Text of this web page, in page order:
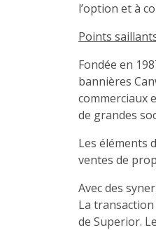
l’option et à
Points
Fondée en
bannières
commerciaux
de grandes
Les éléments
ventes de
Avec des
La
de Superior.